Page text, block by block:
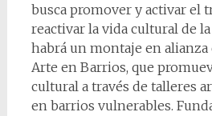
busca promover y activar el
reactivar la vida cultural de
habrá un montaje en
Arte en Barrios, que
cultural a través de talleres
en barrios vulnerables.